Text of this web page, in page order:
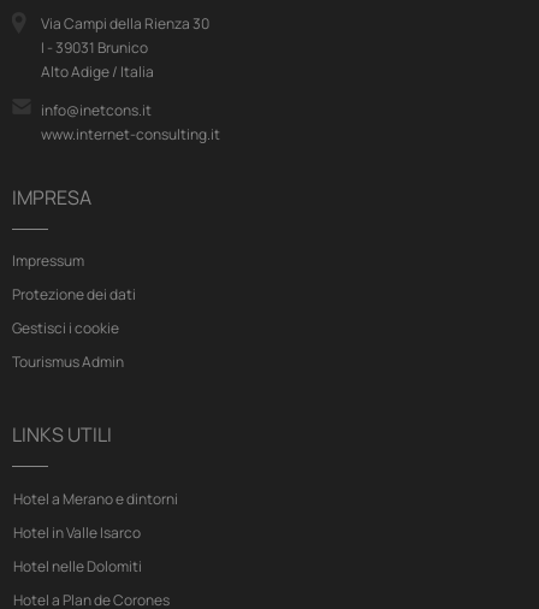
Via Campi della Rienza 30
I - 39031 Brunico
Alto Adige / Italia
info@inetcons.it
www.internet-consulting.it
IMPRESA
Impressum
Protezione dei dati
Gestisci i cookie
Tourismus Admin
LINKS UTILI
Hotel a Merano e dintorni
Hotel in Valle Isarco
Hotel nelle Dolomiti
Hotel a Plan de Corones